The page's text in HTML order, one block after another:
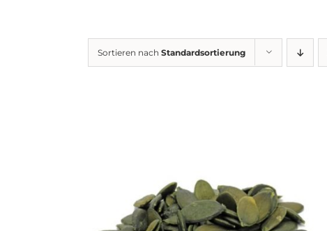
Sortieren nachStandardsortierung